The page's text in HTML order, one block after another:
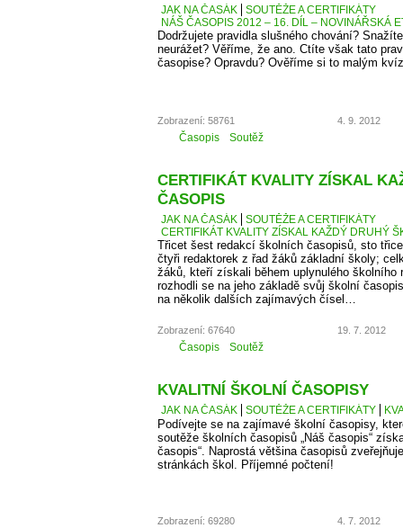
JAK NA ČASÁK
SOUTĚŽE A CERTIFIKÁTY
NÁŠ ČASOPIS 2012 – 16. DÍL – NOVINÁŘSKÁ
Dodržujete pravidla slušného chování?
neurážet? Věříme, že ano. Ctíte však tato
časopise? Opravdu? Ověříme si to malým
Zobrazení: 58761 4. 9. 2012
Časopis Soutěž
CERTIFIKÁT KVALITY ZÍSKAL
ČASOPIS
JAK NA ČASÁK
SOUTĚŽE A CERTIFIKÁTY
CERTIFIKÁT KVALITY ZÍSKAL KAŽDÝ DRUHÝ
Třicet šest redakcí školních časopisů, sto
čtyři redaktorek z řad žáků základní školy;
žáků, kteří získali během uplynulého školního
rozhodli se na jeho základě svůj školní
na několik dalších zajímavých čísel…
Zobrazení: 67640 19. 7. 2012
Časopis Soutěž
KVALITNÍ ŠKOLNÍ ČASOPISY
JAK NA ČASÁK SOUTĚŽE A CERTIFIKÁTY
Podívejte se na zajímavé školní časopisy,
soutěže školních časopisů „Náš časopis“
časopis“. Naprostá většina časopisů
stránkách škol. Příjemné počtení!
Zobrazení: 69280 4. 7. 2012